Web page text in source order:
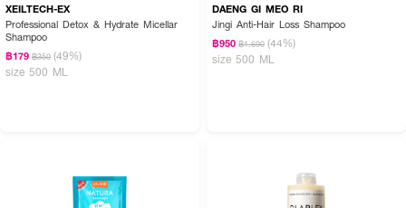
XEILTECH-EX
Professional Detox & Hydrate Micellar
Shampoo
฿179 ฿350 (49%)
size 500 ML
DAENG GI MEO RI
Jingi Anti-Hair Loss Shampoo
฿950 ฿1,690 (44%)
size 500 ML